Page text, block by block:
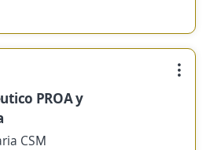
PROA y
CSM